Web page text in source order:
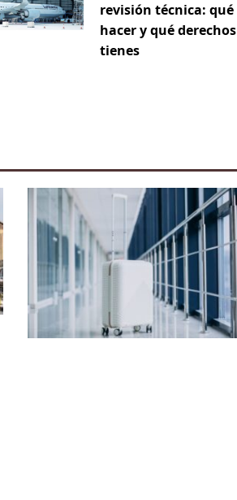
revisión técnica: qué
hacer y qué derechos
tienes